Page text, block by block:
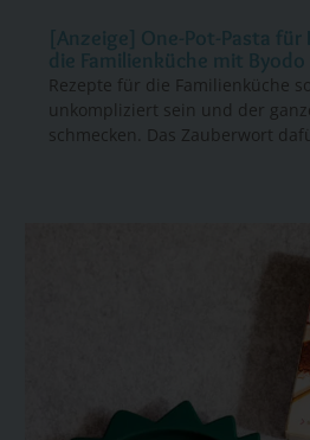
[Anzeige] One-Pot-Pasta für
die Familienküche mit Byodo
Rezepte für die Familienküche
unkompliziert sein und der
schmecken. Das Zauberwort